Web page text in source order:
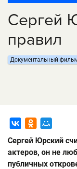
Сергей
правил
Документальный
Сергей Юрский
актеров, он не
публичных